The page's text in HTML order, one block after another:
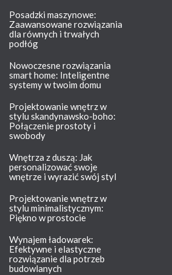
Posadzki maszynowe:
Zaawansowane rozwiązania
dla równych i trwałych
podłóg
Nowoczesne rozwiązania
smart home: Inteligentne
systemy w twoim domu
Projektowanie wnętrz w
stylu skandynawsko-boho:
Połączenie prostoty i
swobody
Wnętrza z duszą: Jak
personalizować swoje
wnętrze i wyrazić swój styl
Projektowanie wnętrz w
stylu minimalistycznym:
Piękno w prostocie
Wynajem ładowarek:
Efektywne i elastyczne
rozwiązanie dla potrzeb
budowlanych